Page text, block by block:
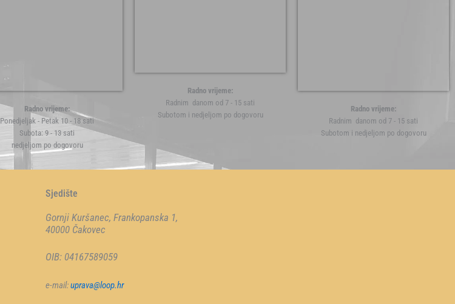
Radno vrijeme:
Ponedjeljak - Petak 10 - 18 sati
Subota: 9 - 13 sati
nedjeljom po dogovoru
Radno vrijeme:
Radnim danom od 7 - 15 sati
Subotom i nedjeljom po dogovoru
Radno vrijeme:
Radnim danom od 7 - 15 sati
Subotom i nedjeljom po dogovoru
Sjedište
Gornji Kuršanec, Frankopanska 1,
40000 Čakovec
OIB: 04167589059
e-mail:uprava@loop.hr